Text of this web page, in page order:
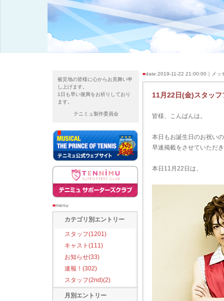
被災地の皆様に心からお見舞い申
し上げます。
1日も早い復興をお祈りしており
ます。
テニミュ製作委員会
■menu
カテゴリ別エントリー
スタッフ(1201)
キャスト(111)
お知らせ(33)
速報！(302)
スタッフ(2nd)(2)
月別エントリー
■date:2019-11-22 21:00:00｜メッ
11月22日(金)スタッ
皆様、こんばんは。
本日もお誕生日のお祝い
早速掲載をさせていただ
本日11月22日は、